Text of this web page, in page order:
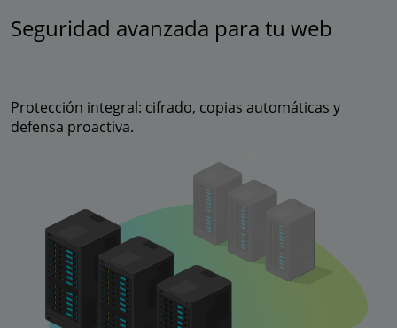
Seguridad avanzada para tu web
Protección integral: cifrado, copias automáticas y
defensa proactiva.